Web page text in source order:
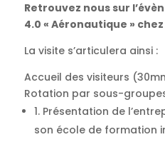
Retrouvez nous sur
4.0 « Aéronautique » chez
La visite s’articulera ainsi :
Accueil des visiteurs
Rotation par sous-
1. Présentation de
son école de formation